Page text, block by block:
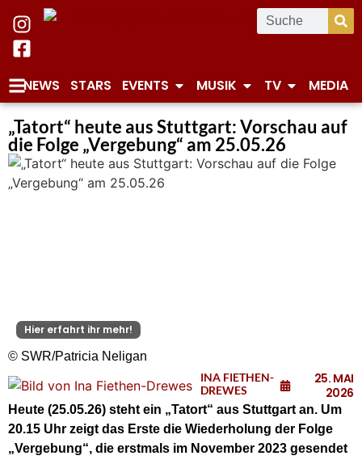
NEWS STARS EVENTS MUSIK TV MEDIA
„Tatort“ heute aus Stuttgart: Vorschau auf
die Folge „Vergebung“ am 25.05.26
Hier erfahrt ihr mehr!
© SWR/Patricia Neligan
INA FIETHEN-
DREWES
25. MAI
2026
Heute (25.05.26) steht ein „Tatort“ aus Stuttgart an. Um
20.15 Uhr zeigt das Erste die Wiederholung der Folge
„Vergebung“, die erstmals im November 2023 gesendet